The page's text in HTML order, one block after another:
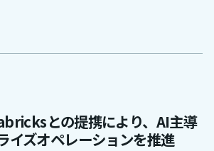
との提携により、AI主導
イズオペレーションを推進